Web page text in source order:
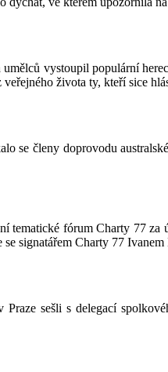
vystoupil populární
života ty, kteří sice
se členy doprovodu
tematické fórum Charty 77
signatářem Charty 77
sešli s delegací